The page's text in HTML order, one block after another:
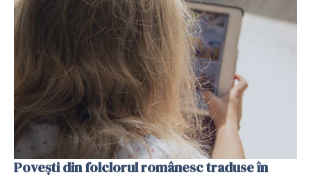
Povești din folclorul românesc traduse în